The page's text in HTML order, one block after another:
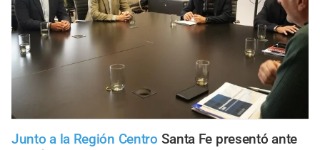
Junto a la Región Centro Santa Fe presentó ante